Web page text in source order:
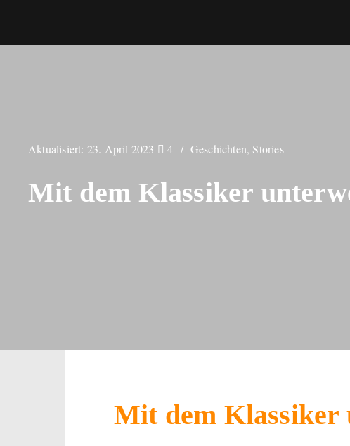
Aktualisiert: 23. April 2023 4 Geschichten, Stories
Mit dem Klassiker
Mit dem Klassiker